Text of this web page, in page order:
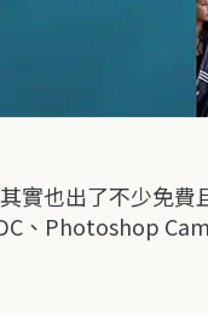
實也出了不少免
、Photoshop